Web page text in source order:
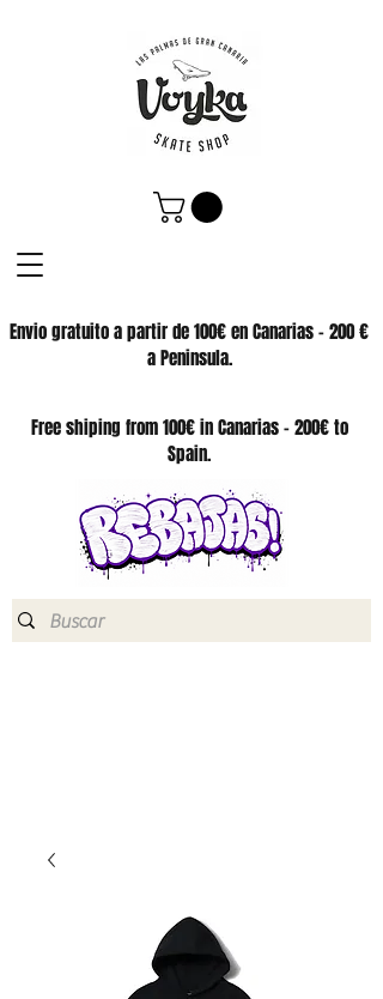
Envio gratuito a partir de 100€ en Canarias - 200 €
a Peninsula.
SKATE SHOP
Free shiping from 100€ in Canarias - 200€ to
Spain.